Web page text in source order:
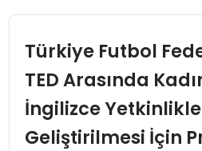
SAĞLIK
EĞITIM
SPOR
Türkiye Futbol
TED Arasında
İngilizce
Geliştirilmesi İçin